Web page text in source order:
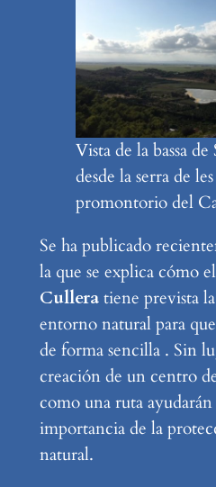
Vista de la bassa
desde la serra de
promontorio del
Se ha publicado
la que se explica cómo el
Culleratiene prevista
entorno natural para
de forma sencilla . Sin
creación de un centro
como una ruta
importancia de la
natural.